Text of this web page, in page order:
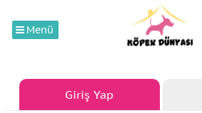
Menü
Giriş Yap